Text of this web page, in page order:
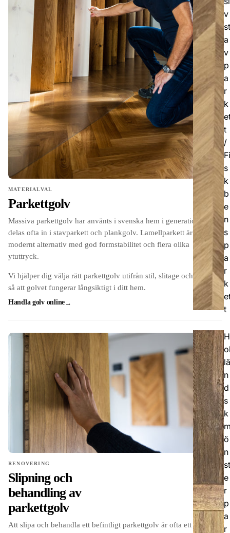
v
st
a
v
p
a
r
k
t
/
Fi
s
k
b
e
n
s
p
a
r
k
t
H
lä
n
d
s
k
ö
n
st
e
r
p
a
r
MATERIALVAL
Parkettgolv
Massiva parkettgolv har använts i svenska hem i generationer och
delas ofta in i stavparkett och plankgolv. Lamellparkett är ett
modernt alternativ med god formstabilitet och flera olika
ytuttryck.
Vi hjälper dig välja rätt parkettgolv utifrån stil, slitage och budget
så att golvet fungerar långsiktigt i ditt hem.
Handla golv online
RENOVERING
Slipning och
behandling av
parkettgolv
Att slipa och behandla ett befintligt parkettgolv är ofta ett